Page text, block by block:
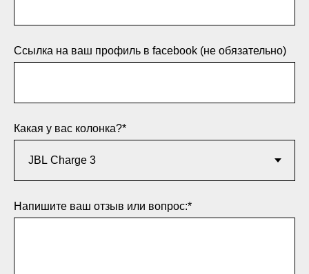
Ссылка на ваш профиль в facebook (не обязательно)
Какая у вас колонка?*
Напишите ваш отзыв или вопрос:*